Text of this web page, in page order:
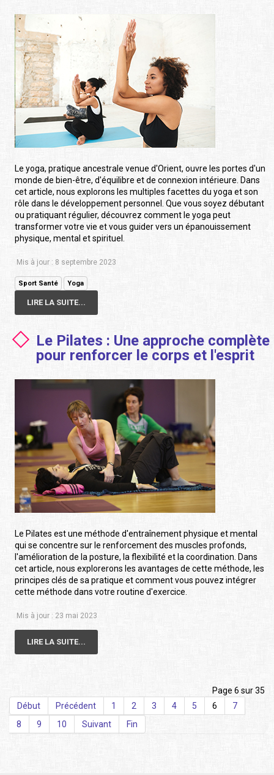
Le yoga, pratique ancestrale venue d'Orient, ouvre les portes d'un
monde de bien-être, d'équilibre et de connexion intérieure. Dans
cet article, nous explorons les multiples facettes du yoga et son
rôle dans le développement personnel. Que vous soyez débutant
ou pratiquant régulier, découvrez comment le yoga peut
transformer votre vie et vous guider vers un épanouissement
physique, mental et spirituel.
Mis à jour : 8 septembre 2023
Sport Santé Yoga
LIRE LA SUITE...
Le Pilates : Une approche complète
pour renforcer le corps et l'esprit
Le Pilates est une méthode d'entraînement physique et mental
qui se concentre sur le renforcement des muscles profonds,
l'amélioration de la posture, la flexibilité et la coordination. Dans
cet article, nous explorerons les avantages de cette méthode, les
principes clés de sa pratique et comment vous pouvez intégrer
cette méthode dans votre routine d'exercice.
Mis à jour : 23 mai 2023
LIRE LA SUITE...
Page 6 sur 35
Début
Précédent 1 2 3 4 5 6
7
8
9 10 Suivant Fin